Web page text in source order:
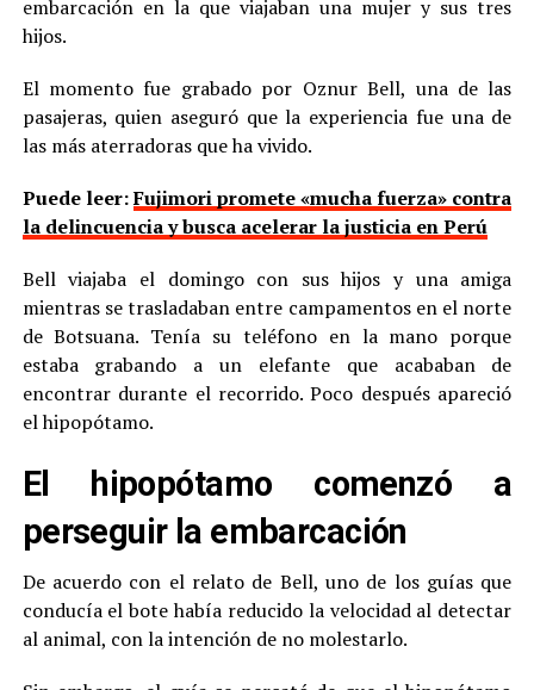
embarcación en la que viajaban una mujer y sus tres
hijos.
El momento fue grabado por Oznur Bell, una de las
pasajeras, quien aseguró que la experiencia fue una de
las más aterradoras que ha vivido.
Puede leer:Fujimori promete «mucha fuerza» contra
la delincuencia y busca acelerar la justicia en Perú
Bell viajaba el domingo con sus hijos y una amiga
mientras se trasladaban entre campamentos en el norte
de Botsuana. Tenía su teléfono en la mano porque
estaba grabando a un elefante que acababan de
encontrar durante el recorrido. Poco después apareció
el hipopótamo.
El hipopótamo comenzó a
perseguir la embarcación
De acuerdo con el relato de Bell, uno de los guías que
conducía el bote había reducido la velocidad al detectar
al animal, con la intención de no molestarlo.